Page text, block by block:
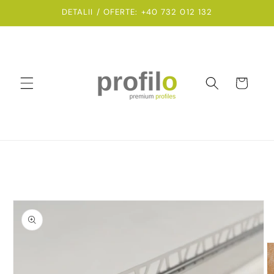
DETALII / OFERTE: +40 732 012 132
Coș